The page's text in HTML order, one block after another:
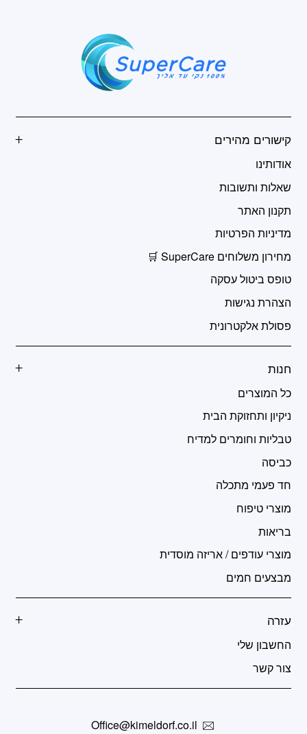
קישורים מהירים
אודותינו
שאלות ותשובות
תקנון האתר
מדיניות הפרטיות
מחירון משלוחים SuperCare 🛒
טופס ביטול עסקה
הצהרת נגישות
פסולת אלקטרונית
חנות
כל המוצרים
ניקיון ותחזוקת הבית
טבליות וחומרים למדיח
כביסה
חד פעמי מתכלה
מוצרי טיפוח
בריאות
מוצרי עודפים / אריזה מוסדית
מבצעים חמים
עזרה
החשבון שלי
צור קשר
Office@kimeldorf.co.il